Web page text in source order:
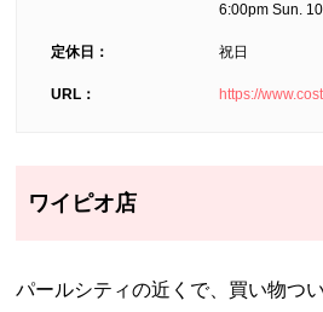
6:00pm Sun.
定休日： 祝日
URL： https://
ワイピオ店
パールシティの近くで、買い物つ